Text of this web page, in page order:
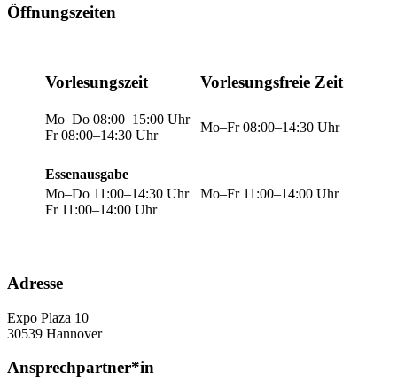
Öffnungszeiten
Vorlesungszeit Vorlesungsfreie Zeit
Mo–Do 08:00–15:00 Uhr
Fr 08:00–14:30 Uhr
Mo–Fr 08:00–14:30 Uhr
Essenausgabe
Mo–Do 11:00–14:30 Uhr
Fr 11:00–14:00 Uhr
Mo–Fr 11:00–14:00 Uhr
Adresse
Expo Plaza 10
30539 Hannover
Ansprechpartner*in